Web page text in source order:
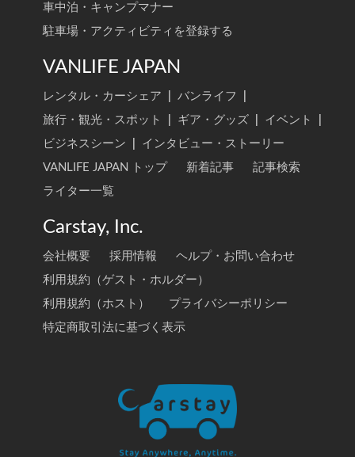
車中泊・キャンプマナー
駐車場・アクティビティを登録する
VANLIFE JAPAN
レンタル・カーシェア バンライフ
旅行・観光・スポット
ギア・グッズ イベント
ビジネスシーン
インタビュー・ストーリー
VANLIFE JAPAN トップ
新着記事
記事検索
ライター一覧
Carstay, Inc.
会社概要 採用情報
ヘルプ・お問い合わせ
利用規約（ゲスト・ホルダー）
利用規約（ホスト）
プライバシーポリシー
特定商取引法に基づく表示